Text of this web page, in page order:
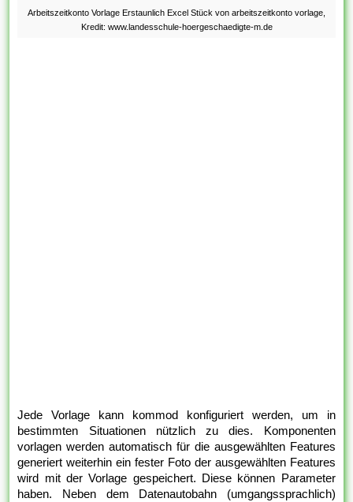
Arbeitszeitkonto Vorlage Erstaunlich Excel Stück von arbeitszeitkonto vorlage,
Kredit: www.landesschule-hoergeschaedigte-m.de
Jede Vorlage kann kommod konfiguriert werden, um in
bestimmten Situationen nützlich zu dies. Komponenten
vorlagen werden automatisch für die ausgewählten Features
generiert weiterhin ein fester Foto der ausgewählten Features
wird mit der Vorlage gespeichert. Diese können Parameter
haben. Neben dem Datenautobahn (umgangssprachlich)